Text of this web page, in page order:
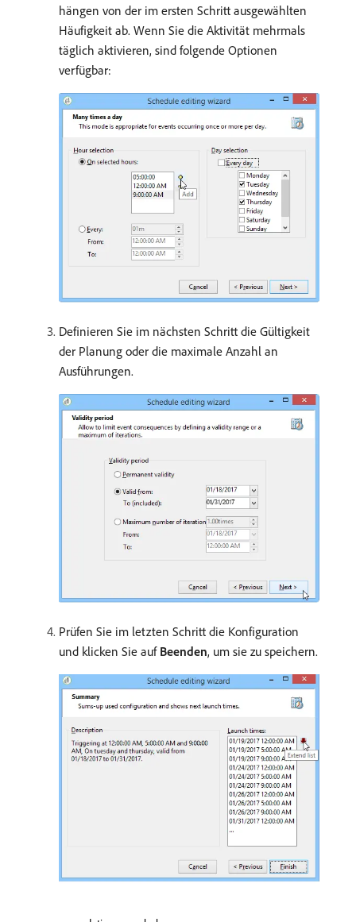
hängen von der im ersten Schritt ausgewählten
Häufigkeit ab. Wenn Sie die Aktivität mehrmals
täglich aktivieren, sind folgende Optionen
verfügbar:
Definieren Sie im nächsten Schritt die Gültigkeit
der Planung oder die maximale Anzahl an
Ausführungen.
Prüfen Sie im letzten Schritt die Konfiguration
und klicken Sie auf Beenden, um sie zu speichern.